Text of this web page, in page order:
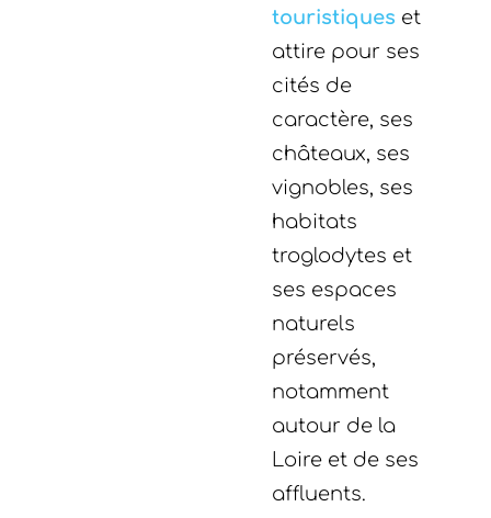
touristiques et
attire pour ses
cités de
caractère, ses
châteaux, ses
vignobles, ses
habitats
troglodytes et
ses espaces
naturels
préservés,
notamment
autour de la
Loire et de ses
affluents.